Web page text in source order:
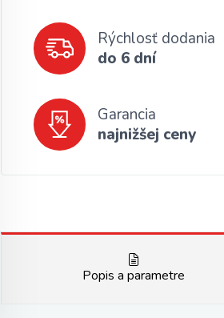
Rýchlosť dodania
do 6 dní
Garancia
najnižšej ceny
Popis a parametre